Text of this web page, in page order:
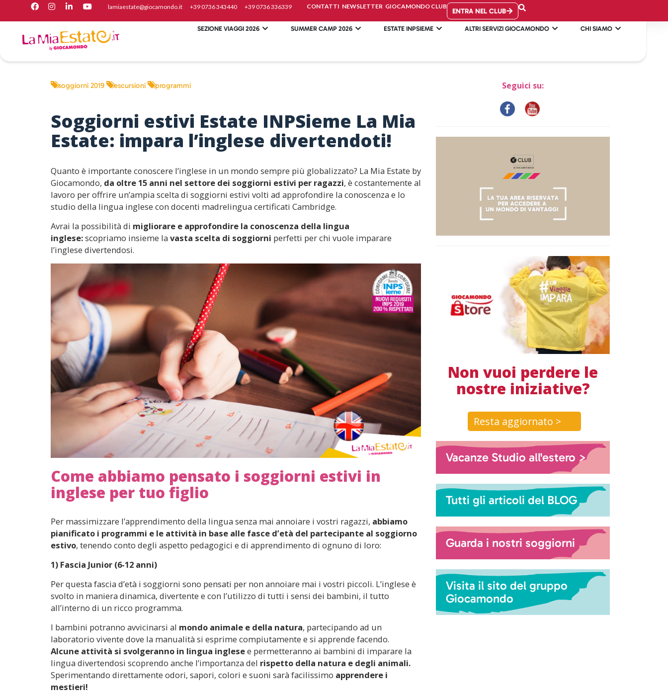
lamiaestate@giocamondo.it +39 07 36 343440 +39 0736 336339 CONTATTI NEWSLETTER GIOCAMONDO CLUB
ENTRA NEL CLUB
SEZIONE VIAGGI 2026 SUMMER CAMP 2026 ESTATE INPSIEME ALTRI SERVIZI GIOCAMONDO CHI SIAMO
soggiorni 2019 escursioni programmi
Soggiorni estivi Estate INPSieme La Mia
Estate: impara l’inglese divertendoti!
Quanto è importante conoscere l’inglese in un mondo sempre più globalizzato? La Mia Estate by
Giocamondo, da oltre 15 anni nel settore dei soggiorni estivi per ragazzi, è costantemente al
lavoro per offrire un’ampia scelta di soggiorni estivi volti ad approfondire la conoscenza e lo
studio della lingua inglese con docenti madrelingua certificati Cambridge.
Avrai la possibilità di migliorare e approfondire la conoscenza della lingua
inglese:scopriamo insieme la vasta scelta di soggiorni perfetti per chi vuole imparare
l’inglese divertendosi.
Come abbiamo pensato i soggiorni estivi in
inglese per tuo figlio
Per massimizzare l’apprendimento della lingua senza mai annoiare i vostri ragazzi, abbiamo
pianificato i programmi e le attività in base alle fasce d’età del partecipante al soggiorno
estivo, tenendo conto degli aspetto pedagogici e di apprendimento di ognuno di loro:
1) Fascia Junior (6-12 anni)
Per questa fascia d’età i soggiorni sono pensati per non annoiare mai i vostri piccoli. L’inglese è
svolto in maniera dinamica, divertente e con l’utilizzo di tutti i sensi dei bambini, il tutto
all’interno di un ricco programma.
I bambini potranno avvicinarsi al mondo animale e della natura, partecipando ad un
laboratorio vivente dove la manualità si esprime compiutamente e si apprende facendo.
Alcune attività si svolgeranno in lingua inglesee permetteranno ai bambini di imparare la
lingua divertendosi scoprendo anche l’importanza del rispetto della natura e degli animali.
Sperimentando direttamente odori, sapori, colori e suoni sarà facilissimo apprendere i
mestieri!
Seguici su:
Non vuoi perdere le
nostre iniziative?
Resta aggiornato >
Vacanze Studio all'estero >
Tutti gli articoli del BLOG
Guarda i nostri soggiorni
Visita il sito del gruppo
Giocamondo